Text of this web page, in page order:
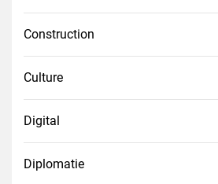
Construction
Culture
Digital
Diplomatie